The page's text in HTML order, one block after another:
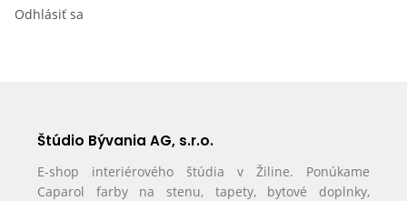
Odhlásiť sa
Štúdio Bývania AG, s.r.o.
E-shop interiérového štúdia v Žiline. Ponúkame
Caparol farby na stenu, tapety, bytové doplnky,